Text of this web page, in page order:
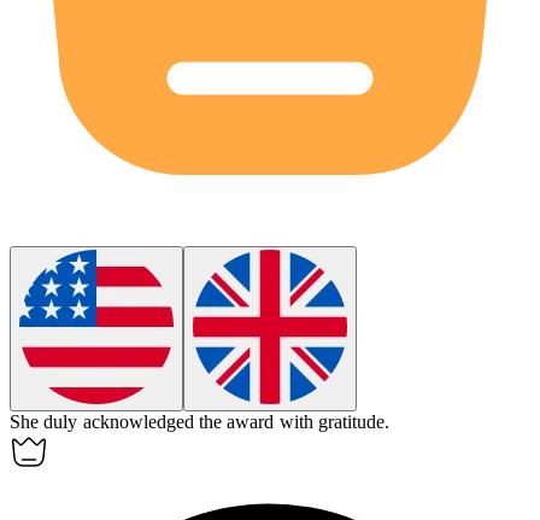
Sheduly acknowledged the award with gratitude.